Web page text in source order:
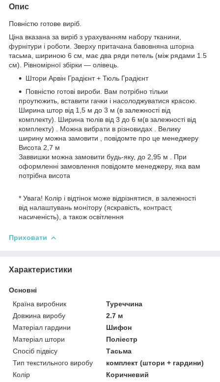
Опис
Повністю готове виріб.
Ціна вказана за виріб з урахуванням набору тканини,
фурнітури і роботи. Зверху притачана бавовняна шторна
тасьма, шириною 6 см, має два ряди петель (між рядами 1.5
см). Рівномірної збірки — олівець.
Штори Арвін Градієнт + Тюль Градієнт
Повністю готові вироби. Вам потрібно тільки
проутюжить, вставити гачки і насолоджуватися красою.
Ширина штор від 1,5 м до 3 м (в залежності від
комплекту). Ширина тюлів від 3 до 6 м(в залежності від
комплекту) . Можна вибрати в різновидах . Велику
ширину можна замовити , повідомте про це менеджеру
Висота 2,7 м
Заввишки можна замовити будь-яку, до 2,95 м . При
оформленні замовлення повідомте менеджеру, яка вам
потрібна висота
* Увага! Колір і відтінок може відрізнятися, в залежності
від налаштувань монітору (яскравість, контраст,
насиченість), а також освітлення
Приховати
Характеристики
Основні
Країна виробник
Туреччина
Довжина виробу
2.7 м
Матеріал гардини
Шифон
Матеріал штори
Поліестр
Спосіб підвісу
Тасьма
Тип текстильного виробу
комплект (штори + гардини)
Колір
Коричневий